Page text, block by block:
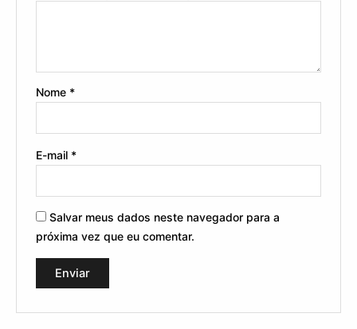
Nome *
E-mail *
Salvar meus dados neste navegador para a
próxima vez que eu comentar.